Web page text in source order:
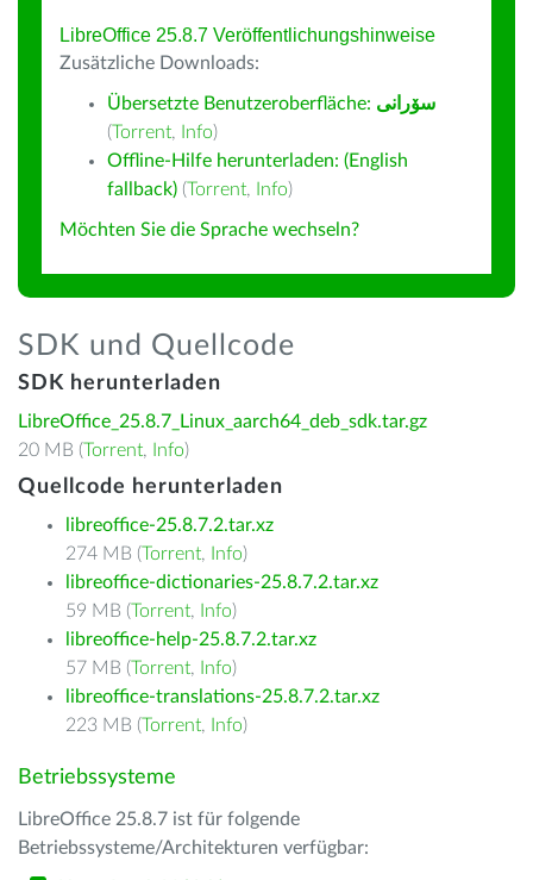
LibreOffice 25.8.7 Veröffentlichungshinweise
Zusätzliche Downloads:
Übersetzte Benutzeroberfläche: سۆرانی
(Torrent, Info)
Offline-Hilfe herunterladen: (English
fallback) (Torrent, Info)
Möchten Sie die Sprache wechseln?
SDK und Quellcode
SDK herunterladen
LibreOffice_25.8.7_Linux_aarch64_deb_sdk.tar.gz
20 MB (Torrent, Info)
Quellcode herunterladen
libreoffice-25.8.7.2.tar.xz
274 MB (Torrent, Info)
libreoffice-dictionaries-25.8.7.2.tar.xz
59 MB (Torrent, Info)
libreoffice-help-25.8.7.2.tar.xz
57 MB (Torrent, Info)
libreoffice-translations-25.8.7.2.tar.xz
223 MB (Torrent, Info)
Betriebssysteme
LibreOffice 25.8.7 ist für folgende
Betriebssysteme/Architekturen verfügbar: